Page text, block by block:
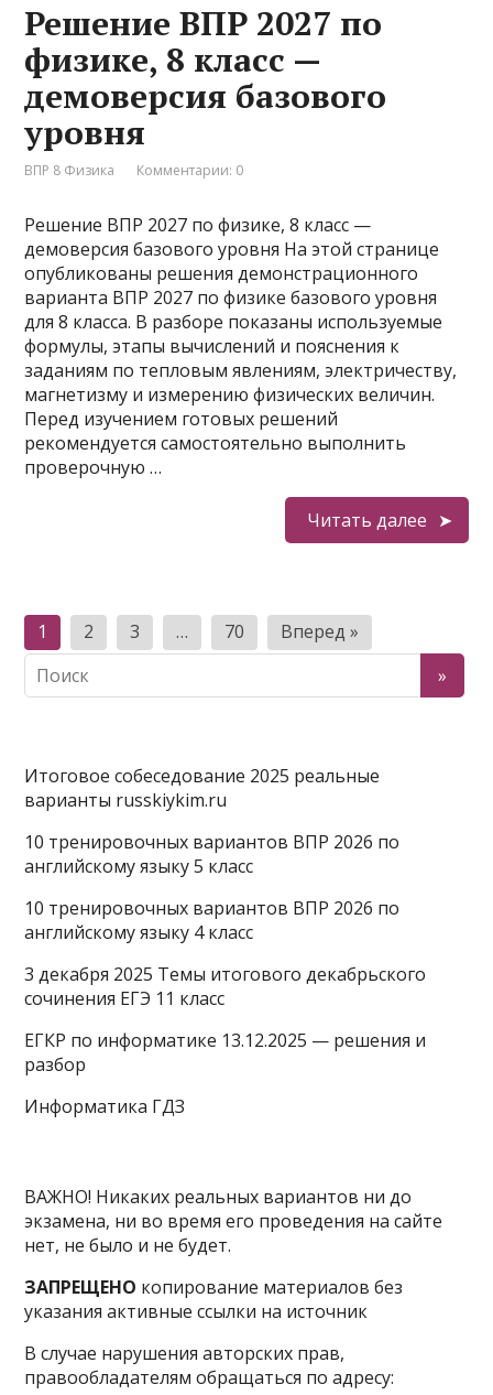
Решение ВПР 2027 по
физике, 8 класс —
демоверсия базового
уровня
ВПР 8 Физика Комментарии: 0
Решение ВПР 2027 по физике, 8 класс —
демоверсия базового уровня На этой странице
опубликованы решения демонстрационного
варианта ВПР 2027 по физике базового уровня
для 8 класса. В разборе показаны используемые
формулы, этапы вычислений и пояснения к
заданиям по тепловым явлениям, электричеству,
магнетизму и измерению физических величин.
Перед изучением готовых решений
рекомендуется самостоятельно выполнить
проверочную …
Читать далее
Пагинация
записей
1 2 3 … 70 Вперед »
Итоговое собеседование 2025 реальные
варианты russkiykim.ru
10 тренировочных вариантов ВПР 2026 по
английскому языку 5 класс
10 тренировочных вариантов ВПР 2026 по
английскому языку 4 класс
3 декабря 2025 Темы итогового декабрьского
сочинения ЕГЭ 11 класс
ЕГКР по информатике 13.12.2025 — решения и
разбор
Информатика ГДЗ
ВАЖНО! Никаких реальных вариантов ни до
экзамена, ни во время его проведения на сайте
нет, не было и не будет.
ЗАПРЕЩЕНО копирование материалов без
указания активные ссылки на источник
В случае нарушения авторских прав,
правообладателям обращаться по адресу: